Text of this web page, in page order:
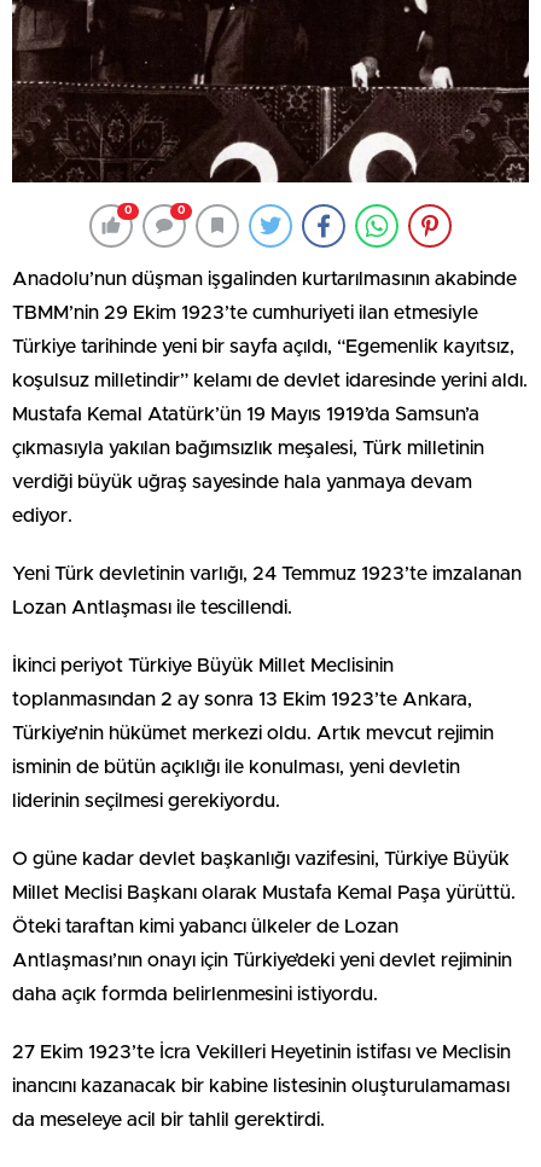
0 0
Anadolu’nun düşman işgalinden kurtarılmasının akabinde
TBMM’nin 29 Ekim 1923’te cumhuriyeti ilan etmesiyle
Türkiye tarihinde yeni bir sayfa açıldı, “Egemenlik kayıtsız,
koşulsuz milletindir” kelamı de devlet idaresinde yerini aldı.
Mustafa Kemal Atatürk’ün 19 Mayıs 1919’da Samsun’a
çıkmasıyla yakılan bağımsızlık meşalesi, Türk milletinin
verdiği büyük uğraş sayesinde hala yanmaya devam
ediyor.
Yeni Türk devletinin varlığı, 24 Temmuz 1923’te imzalanan
Lozan Antlaşması ile tescillendi.
İkinci periyot Türkiye Büyük Millet Meclisinin
toplanmasından 2 ay sonra 13 Ekim 1923’te Ankara,
Türkiye’nin hükümet merkezi oldu. Artık mevcut rejimin
isminin de bütün açıklığı ile konulması, yeni devletin
liderinin seçilmesi gerekiyordu.
O güne kadar devlet başkanlığı vazifesini, Türkiye Büyük
Millet Meclisi Başkanı olarak Mustafa Kemal Paşa yürüttü.
Öteki taraftan kimi yabancı ülkeler de Lozan
Antlaşması’nın onayı için Türkiye’deki yeni devlet rejiminin
daha açık formda belirlenmesini istiyordu.
27 Ekim 1923’te İcra Vekilleri Heyetinin istifası ve Meclisin
inancını kazanacak bir kabine listesinin oluşturulamaması
da meseleye acil bir tahlil gerektirdi.